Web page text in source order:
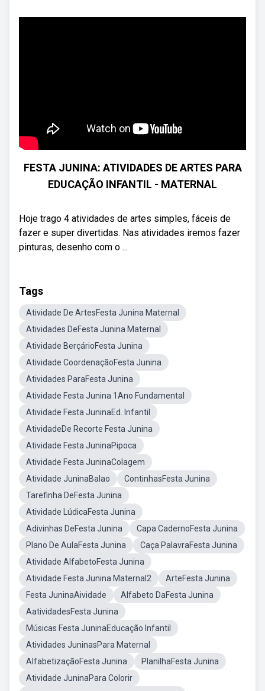
FESTA JUNINA: ATIVIDADES DE ARTES PARA
EDUCAÇÃO INFANTIL - MATERNAL
Hoje trago 4 atividades de artes simples, fáceis de
fazer e super divertidas. Nas atividades iremos fazer
pinturas, desenho com o ...
Tags
Atividade De ArtesFesta Junina Maternal
Atividades DeFesta Junina Maternal
Atividade BerçárioFesta Junina
Atividade CoordenaçãoFesta Junina
Atividades ParaFesta Junina
Atividade Festa Junina 1Ano Fundamental
Atividade Festa JuninaEd. Infantil
AtividadeDe Recorte Festa Junina
Atividade Festa JuninaPipoca
Atividade Festa JuninaColagem
Atividade JuninaBalao
ContinhasFesta Junina
Tarefinha DeFesta Junina
Atividade LúdicaFesta Junina
Adivinhas DeFesta Junina
Capa CadernoFesta Junina
Plano De AulaFesta Junina
Caça PalavraFesta Junina
Atividade AlfabetoFesta Junina
Atividade Festa Junina Maternal2
ArteFesta Junina
Festa JuninaAividade
Alfabeto DaFesta Junina
AatividadesFesta Junina
Músicas Festa JuninaEducação Infantil
Atividades JuninasPara Maternal
AlfabetizaçãoFesta Junina
PlanilhaFesta Junina
Atividade JuninaPara Colorir